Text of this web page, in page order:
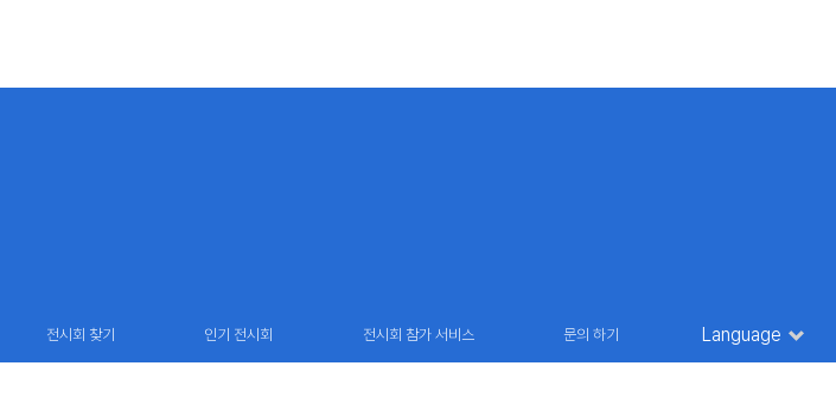
전시회 찾기 인기 전시회 전시회 참가 서비스 문의 하기 Language